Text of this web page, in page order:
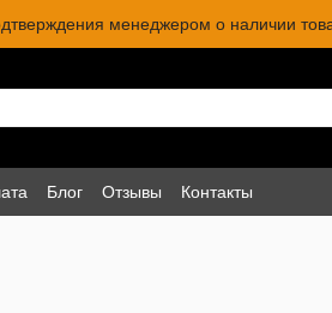
менеджером о наличии
Блог Отзывы Контакты